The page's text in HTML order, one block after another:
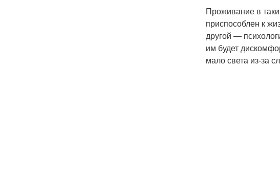
Проживание в
приспособлен к
другой —
им будет
мало света из-за